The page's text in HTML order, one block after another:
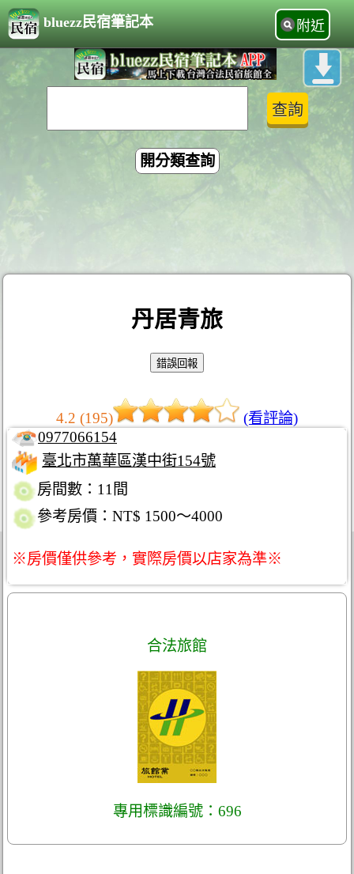
bluezz民宿筆記本 附近
開分類查詢
丹居青旅
4.2 (195)
(看評論)
0977066154
臺北市萬華區漢中街154號
房間數：11間
參考房價：NT$ 1500～4000
※房價僅供參考，實際房價以店家為準※
合法旅館
專用標識編號：696